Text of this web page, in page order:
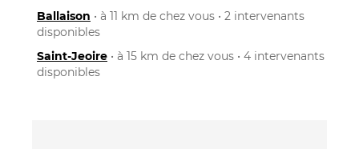
Ballaison • à 11 km de chez vous • 2 intervenants
disponibles
Saint-Jeoire • à 15 km de chez vous • 4 intervenants
disponibles